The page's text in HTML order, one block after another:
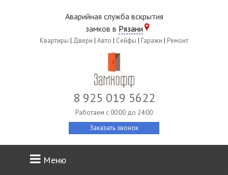
Аварийная служба вскрытия
замков в Рязани
Квартиры | Двери | Авто | Сейфы | Гаражи | Ремонт
8 925 019 5622
Работаем c 00:00 до 24:00
Заказать звонок
Меню